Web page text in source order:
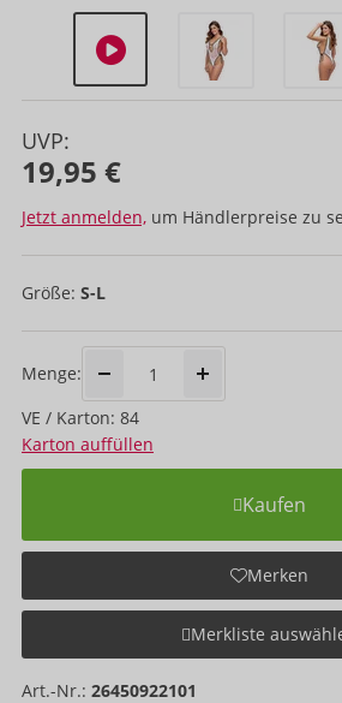
UVP:
19,95 €
Jetzt anmelden, um Händlerpreise zu
Größe: S-L
Menge:
VE / Karton: 84
Karton auffüllen
Kaufen
Merken
Merkliste
Art.-Nr.: 26450922101